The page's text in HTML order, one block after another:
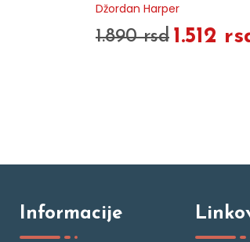
Džordan Harper
1.890 rsd 1.512
Informacije